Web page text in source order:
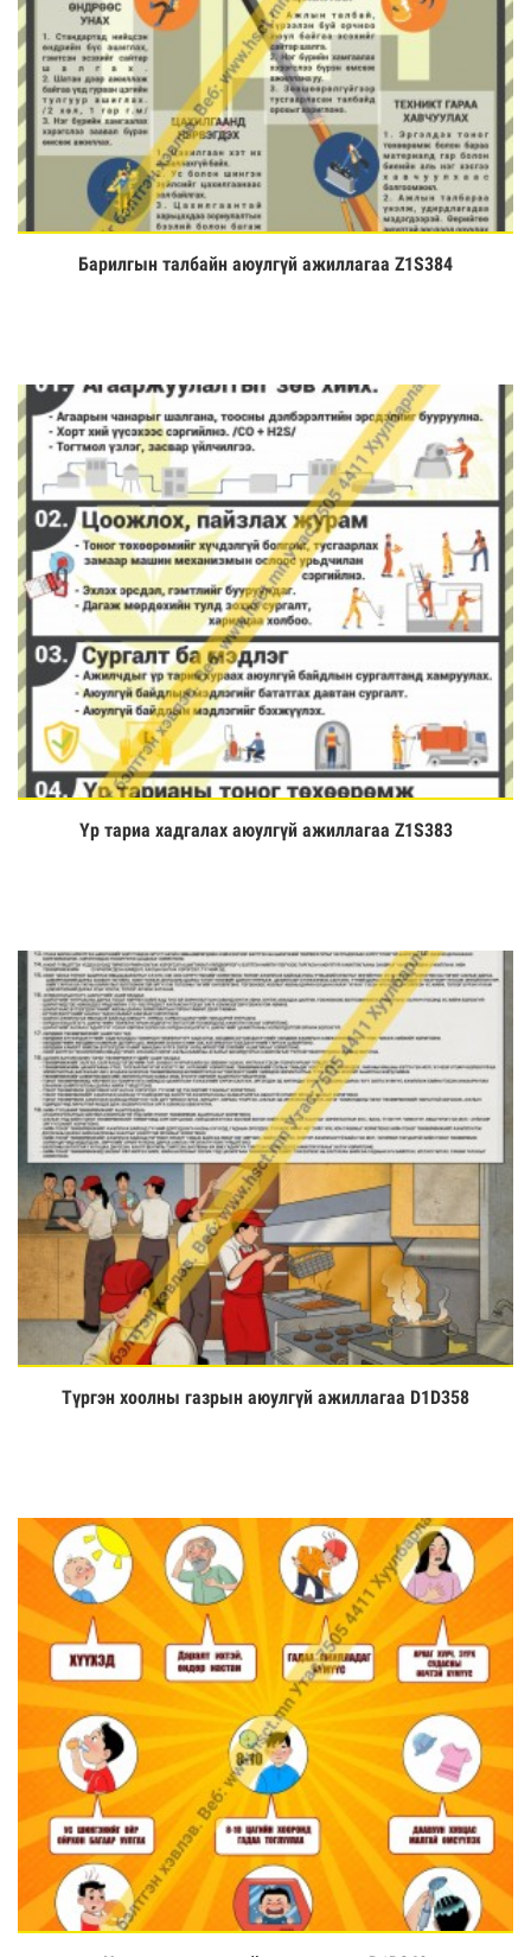
Үзэх
Барилгын талбайн аюулгүй ажиллагаа Z1S384
Үзэх
Үр тариа хадгалах аюулгүй ажиллагаа Z1S383
Үзэх
Түргэн хоолны газрын аюулгүй ажиллагаа D1D358